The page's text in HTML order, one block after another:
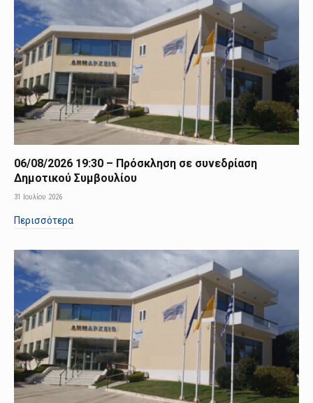
06/08/2026 19:30 – Πρόσκληση σε συνεδρίαση
Δημοτικού Συμβουλίου
31 Ιουλίου 2026
Περισσότερα